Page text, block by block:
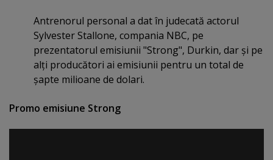
Antrenorul personal a dat în judecată actorul
Sylvester Stallone, compania NBC, pe
prezentatorul emisiunii "Strong", Durkin, dar şi pe
alţi producători ai emisiunii pentru un total de
şapte milioane de dolari.
Promo emisiune Strong